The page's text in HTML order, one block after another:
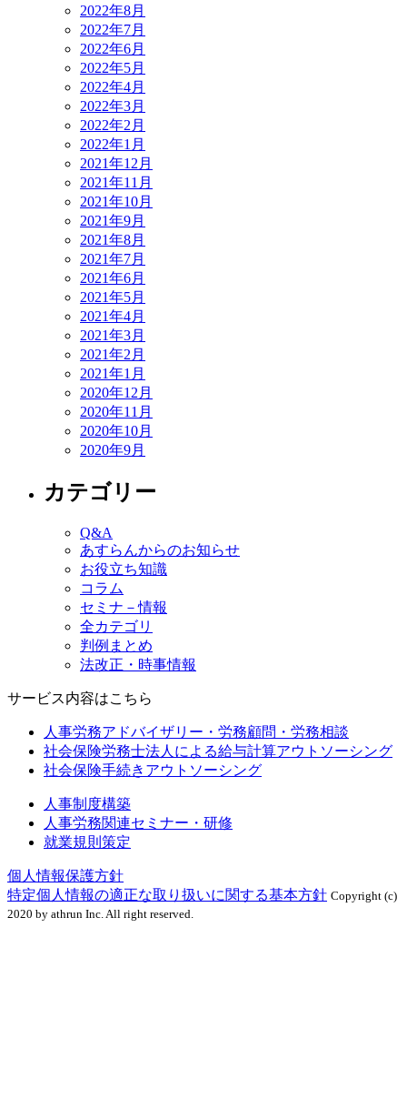
2022年8月
2022年7月
2022年6月
2022年5月
2022年4月
2022年3月
2022年2月
2022年1月
2021年12月
2021年11月
2021年10月
2021年9月
2021年8月
2021年7月
2021年6月
2021年5月
2021年4月
2021年3月
2021年2月
2021年1月
2020年12月
2020年11月
2020年10月
2020年9月
カテゴリー
Q&A
あすらんからのお知らせ
お役立ち知識
コラム
セミナ－情報
全カテゴリ
判例まとめ
法改正・時事情報
サービス内容はこちら
人事労務アドバイザリー・労務顧問・労務相談
社会保険労務士法人による給与計算アウトソーシング
社会保険手続きアウトソーシング
人事制度構築
人事労務関連セミナー・研修
就業規則策定
個人情報保護方針
特定個人情報の適正な取り扱いに関する基本方針 Copyright (c)
2020 by athrun Inc. All right reserved.